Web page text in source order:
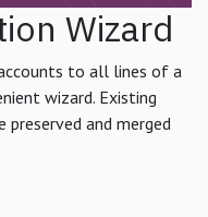
Wizard
to all lines of a
wizard. Existing
and merged